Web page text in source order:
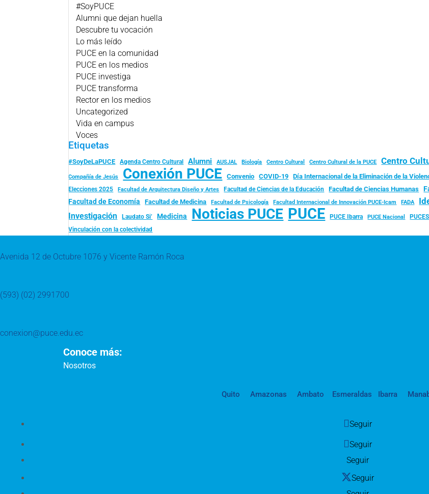
#SoyPUCE
Alumni que dejan huella
Descubre tu vocación
Lo más leído
PUCE en la comunidad
PUCE en los medios
PUCE investiga
PUCE transforma
Rector en los medios
Uncategorized
Vida en campus
Voces
Etiquetas
#SoyDeLaPUCE Agenda Centro Cultural Alumni AUSJAL Biología Centro Cultural Centro Cultural de la PUCE Centro
Compañía de Jesús Conexión PUCE Convenio COVID-19 Día Internacional de la Eliminación de la
Elecciones 2025
Facultad de Arquitectura Diseño y Artes Facultad de Ciencias de la Educación Facultad de Ciencias Humanas
Facultad de Economía Facultad de Medicina Facultad de Psicología Facultad Internacional de Innovación PUCE-Icam FADA
Investigación Laudato Si’ Medicina Noticias PUCE PUCE PUCE Ibarra PUCE Nacional
Vinculación con la colectividad
Avenida 12 de Octubre 1076 y Vicente Ramón Roca
(593) (02) 2991700
conexion@puce.edu.ec
Conoce más:
Nosotros
Quito Amazonas Ambato Esmeraldas Ibarra
Seguir
Seguir
Seguir
Seguir